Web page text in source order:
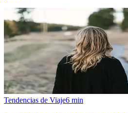
Tendencias de Viaje6 min